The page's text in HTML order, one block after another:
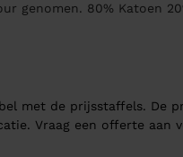
genomen. 80% Katoen
met de prijsstaffels. De
Vraag een offerte aan